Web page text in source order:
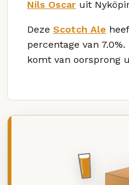
Nils Oscar uit
Deze Scotch Ale
percentage van
komt van oorsprong